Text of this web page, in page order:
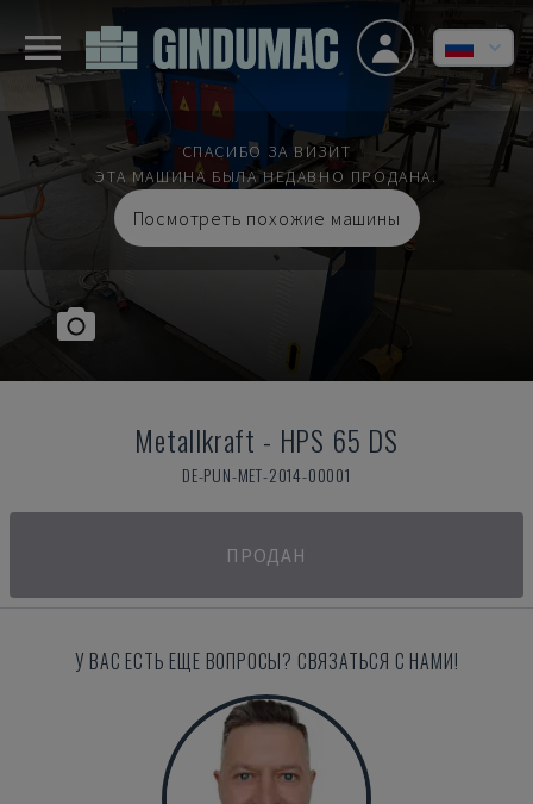
СПАСИБО ЗА ВИЗИТ
ЭТА МАШИНА БЫЛА НЕДАВНО ПРОДАНА.
Посмотреть похожие машины
Metallkraft - HPS 65 DS
DE-PUN-MET-2014-00001
ПРОДАН
У ВАС ЕСТЬ ЕЩЕ ВОПРОСЫ? СВЯЗАТЬСЯ С НАМИ!